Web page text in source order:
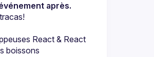
après.
React & React
boissons